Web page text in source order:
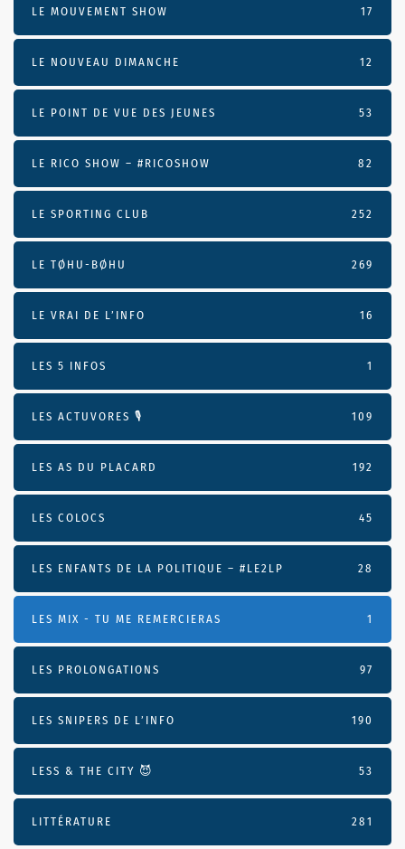
LE MOUVEMENT SHOW 17
LE NOUVEAU DIMANCHE 12
LE POINT DE VUE DES JEUNES 53
LE RICO SHOW – #RICOSHOW 82
LE SPORTING CLUB 252
LE TØHU-BØHU 269
LE VRAI DE L’INFO 16
LES 5 INFOS 1
LES ACTUVORES 🎙 109
LES AS DU PLACARD 192
LES COLOCS 45
LES ENFANTS DE LA POLITIQUE – #LE2LP 28
LES MIX - TU ME REMERCIERAS 1
LES PROLONGATIONS 97
LES SNIPERS DE L’INFO 190
LESS & THE CITY 😈 53
LITTÉRATURE 281